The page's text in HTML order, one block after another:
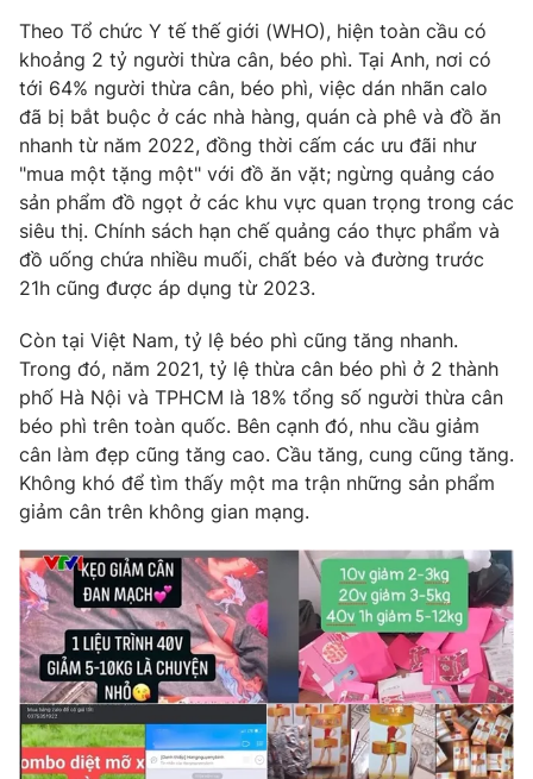
Phim VTV
Hậu trường
Nhân vật
Khán giả
Giải sao mai
Giải trí
Điện ảnh
Âm nhạc
Sao
Đời sống
Du lịch
Làm đẹp
Chất lượng cuộc sống
Giáo dục
Tuyển sinh
Học trực tuyến
Công nghệ
Hitech Công nghệ tương lai
Sản phẩm
Thị trường
Tư vấn
Giao lưu trực tuyến
Lịch phát sóng
Chuyên mục khác
Emagazine Podcast
Photo Infographic
Video Shorts video
VTV Money VTV Thể thao
Theo Tổ chức Y tế thế giới (WHO), hiện toàn cầu có
khoảng 2 tỷ người thừa cân, béo phì. Tại Anh, nơi có
tới 64% người thừa cân, béo phì, việc dán nhãn calo
đã bị bắt buộc ở các nhà hàng, quán cà phê và đồ ăn
nhanh từ năm 2022, đồng thời cấm các ưu đãi như
"mua một tặng một" với đồ ăn vặt; ngừng quảng cáo
sản phẩm đồ ngọt ở các khu vực quan trọng trong các
siêu thị. Chính sách hạn chế quảng cáo thực phẩm và
đồ uống chứa nhiều muối, chất béo và đường trước
21h cũng được áp dụng từ 2023.
Còn tại Việt Nam, tỷ lệ béo phì cũng tăng nhanh.
Trong đó, năm 2021, tỷ lệ thừa cân béo phì ở 2 thành
phố Hà Nội và TPHCM là 18% tổng số người thừa cân
béo phì trên toàn quốc. Bên cạnh đó, nhu cầu giảm
cân làm đẹp cũng tăng cao. Cầu tăng, cung cũng tăng.
Không khó để tìm thấy một ma trận những sản phẩm
giảm cân trên không gian mạng.